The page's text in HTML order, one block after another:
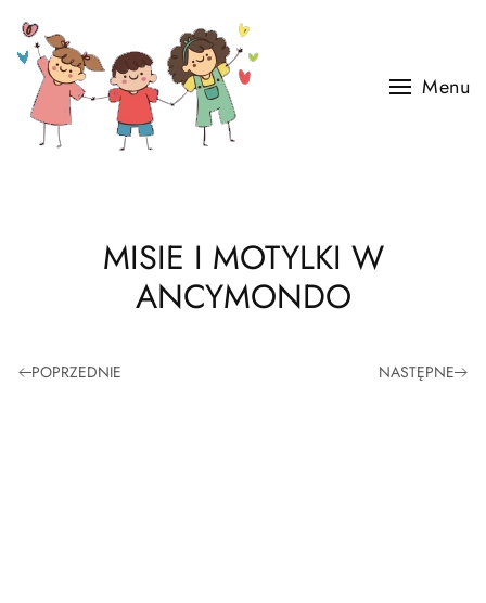
Skip to main content
Menu
MISIE I MOTYLKI W
ANCYMONDO
POPRZEDNIE NASTĘPNE